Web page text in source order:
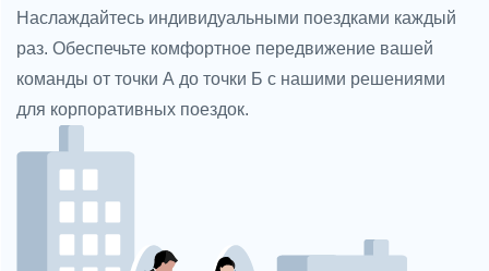
Наслаждайтесь индивидуальными поездками каждый
раз. Обеспечьте комфортное передвижение вашей
команды от точки А до точки Б с нашими решениями
для корпоративных поездок.